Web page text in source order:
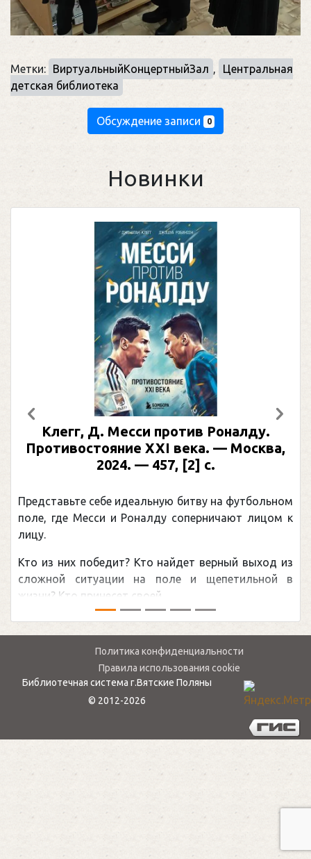
Метки: ВиртуальныйКонцертныйЗал ,
Центральная
детская библиотека
Обсуждение записи 0
Новинки
Клегг, Д. Месси против Роналду.
Противостояние XXI века. — Москва,
2024. — 457, [2] с.
Представьте себе идеальную битву на футбольном
поле, где Месси и Роналду соперничают лицом к
лицу.
Кто из них победит? Кто найдет верный выход из
сложной ситуации на поле и щепетильной в
жизни? Кто принесет своей ...
Предыдущий
Политика конфиденциальности
Правила использования cookie
Библиотечная система г.Вятские Поляны
© 2012-2026